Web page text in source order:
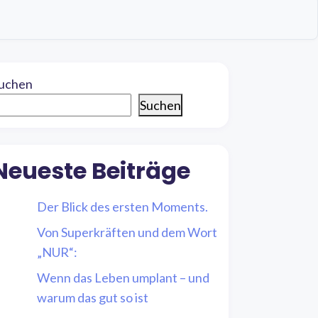
Suchen
Beiträge
Der Blick des ersten Moments.
Von Superkräften und dem Wort
„NUR“:
Wenn das Leben umplant – und
warum das gut so ist